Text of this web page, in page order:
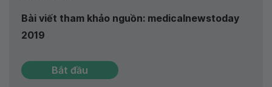
Bài viết tham khảo nguồn: medicalnewstoday
2019
Bắt đầu